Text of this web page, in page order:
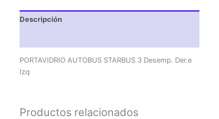
Descripción
PORTAVIDRIO AUTOBUS STARBUS 3 Desemp. Der.e
Izq
Productos relacionados